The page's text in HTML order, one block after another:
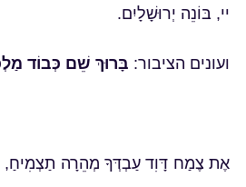
יי, בּוֹנֵה יְרוּשָׁלָיִם.
ועונים הציבור: בָּרוּךְ שֵׁם כְּבוֹד
אֶת צֶמַח דָּוִד עַבְדְּךָ מְהֵרָה תַצְמִיחַ,